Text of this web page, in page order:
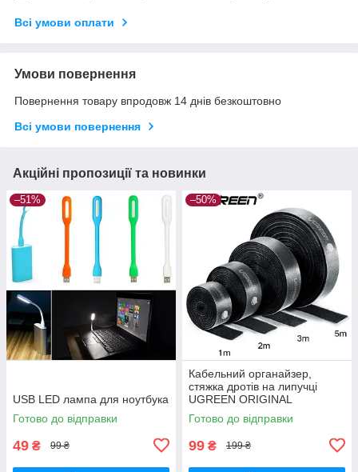
Всі умови оплати
Умови повернення
Повернення товару впродовж 14 днів безкоштовно
Всі умови повернення
Акційні пропозиції та новинки
–51%
USB LED лампа для ноутбука
Готово до відправки
49 ₴ 99 ₴
–50%
Кабельний органайзер,
стяжка дротів на липучці
UGREEN ORIGINAL
Готово до відправки
99 ₴ 199 ₴